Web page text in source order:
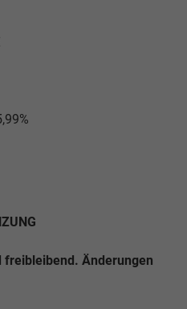
Änderungen